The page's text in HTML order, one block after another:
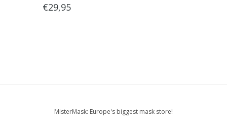
€29,95
MisterMask: Europe's biggest mask store!